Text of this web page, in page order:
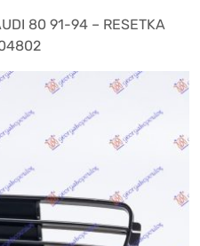
80 91-94 – RESETKA